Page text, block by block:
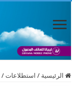
الرئيسية / استطلاعات /